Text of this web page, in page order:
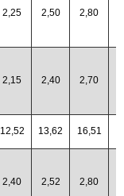
2,25 2,50 2,80
2,15 2,40 2,70
12,52 13,62 16,51
2,40 2,52 2,80